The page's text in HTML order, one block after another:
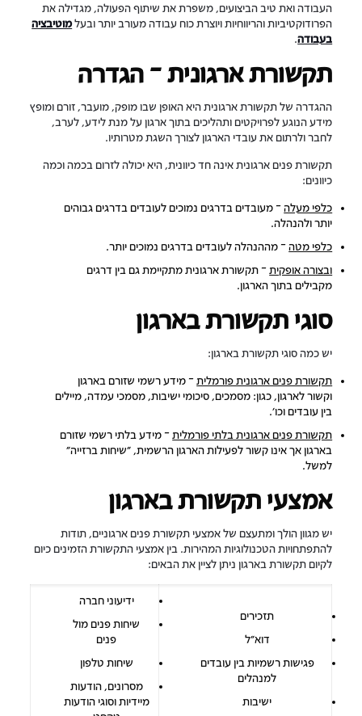
העבודה ואת טיב הביצועים, משפרת את שיתוף הפעולה, מגדילה את
הפרודוקטיביות והריווחיות ויוצרת כוח עבודה מעורב יותר ובעלמוטיבציה
בעבודה.
תקשורת ארגונית – הגדרה
ההגדרה של תקשורת ארגונית היא האופן שבו מופק, מועבר, זורם ומופץ
מידע הנוגע לפרויקטים ותהליכים בתוך ארגון על מנת לידע, לערב,
לחבר ולרתום את עובדי הארגון לצורך השגת מטרותיו.
תקשורת פנים ארגונית אינה חד כיוונית, היא יכולה לזרום בכמה וכמה
כיוונים:
כלפי מעלה– מעובדים בדרגים נמוכים לעובדים בדרגים גבוהים
יותר ולהנהלה.
כלפי מטה– מההנהלה לעובדים בדרגים נמוכים יותר.
ובצורה אופקית– תקשורת ארגונית מתקיימת גם בין דרגים
מקבילים בתוך הארגון.
סוגי תקשורת בארגון
יש כמה סוגי תקשורת בארגון:
תקשורת פנים ארגונית פורמלית– מידע רשמי שזורם בארגון
וקשור לארגון, כגון: מסמכים, סיכומי ישיבות, מסמכי עמדה, מיילים
בין עובדים וכו'.
תקשורת פנים ארגונית בלתי פורמלית– מידע בלתי רשמי שזורם
בארגון אך אינו קשור לפעילות הארגון הרשמית, "שיחות ברזייה"
למשל.
אמצעי תקשורת בארגון
יש מגוון הולך ומתעצם של אמצעי תקשורת פנים ארגוניים, תודות
להתפתחויות הטכנולוגיות המהירות. בין אמצעי התקשורת הזמינים כיום
לקיום תקשורת בארגון ניתן לציין את הבאים:
תזכירים
דוא"ל
פגישות רשמיות בין עובדים
למנהלים
ישיבות
ידיעוני חברה
שיחות פנים מול
פנים
שיחות טלפון
מסרונים, הודעות
מיידיות וסוגי הודעות